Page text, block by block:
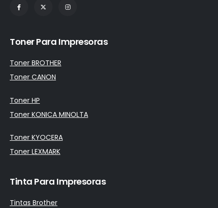
Toner Para Impresoras
Toner BROTHER
Toner CANON
Toner HP
Toner KONICA MINOLTA
Toner KYOCERA
Toner LEXMARK
Tinta Para Impresoras
Tintas Brother